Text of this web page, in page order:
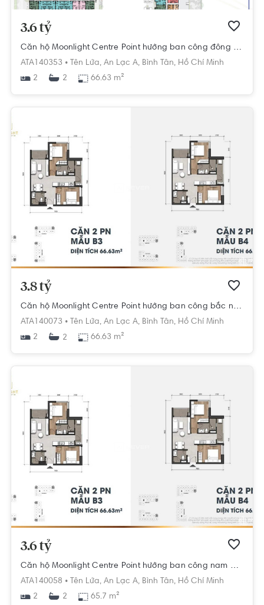
3.6 tỷ
Căn hộ Moonlight Centre Point hướng ban công đông bắc nội thất cơ bản diện tích 66.63m².
ATA140353 • Tên Lửa, An Lạc A, Bình Tân, Hồ Chí Minh
2
2 66.63 m²
3.8 tỷ
Căn hộ Moonlight Centre Point hướng ban công bắc nội thất cơ bản diện tích 66.63m².
ATA140073 • Tên Lửa, An Lạc A, Bình Tân, Hồ Chí Minh
2
2 66.63 m²
3.6 tỷ
Căn hộ Moonlight Centre Point hướng ban công nam nội thất cơ bản diện tích 65.7m².
ATA140058 •
Tên Lửa, An Lạc A, Bình Tân, Hồ Chí Minh
2
2 65.7 m²